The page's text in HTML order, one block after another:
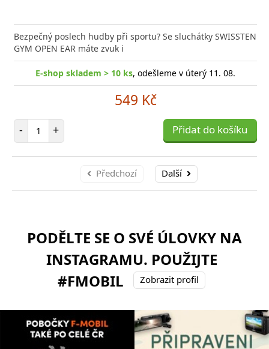
Bezpečný poslech hudby při sportu? Se sluchátky SWISSTEN
GYM OPEN EAR máte zvuk i
E-shop skladem > 10 ks, odešleme v úterý 11. 08.
549 Kč
- Počet položek
+ Přidat do košíku
Předchozí Další
PODĚLTE SE O SVÉ ÚLOVKY NA
INSTAGRAMU. POUŽIJTE
#FMOBIL
Zobrazit profil